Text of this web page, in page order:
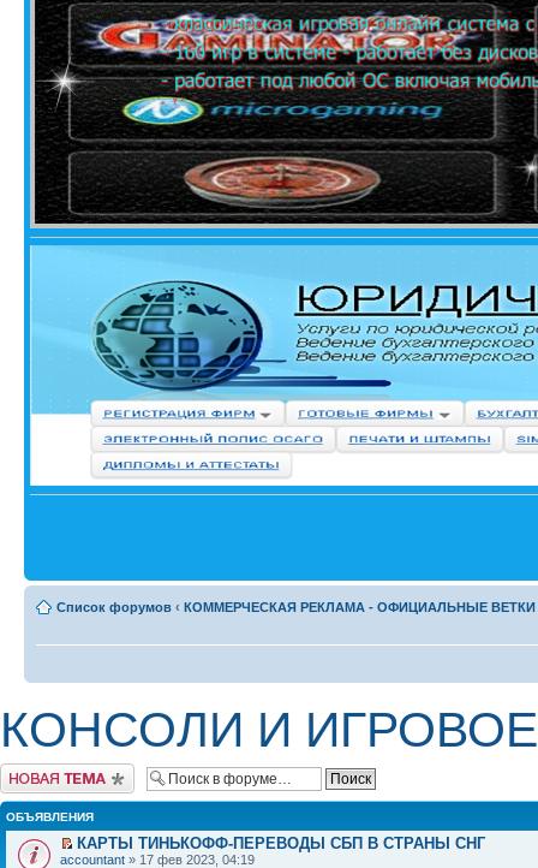
Список форумов ‹ КОММЕРЧЕСКАЯ РЕКЛАМА - ОФИЦИАЛЬНЫЕ
КОНСОЛИ И
Начать новую тему
ОБЪЯВЛЕНИЯ
КАРТЫ ТИНЬКОФФ-ПЕРЕВОДЫ СБП В СТРАНЫ СНГ
accountant » 17 фев 2023, 04:19